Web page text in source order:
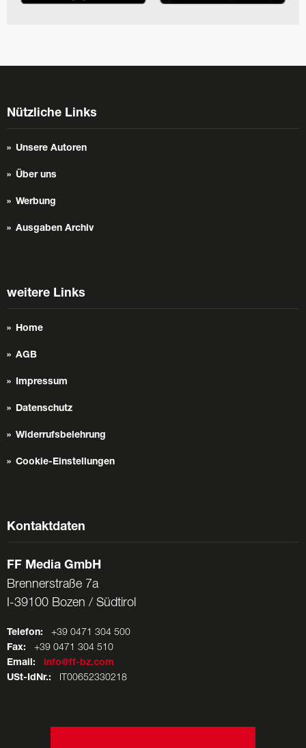
Nützliche Links
Unsere Autoren
Über uns
Werbung
Ausgaben Archiv
weitere Links
Home
AGB
Impressum
Datenschutz
Widerrufsbelehrung
Cookie-Einstellungen
Kontaktdaten
FF Media GmbH
Brennerstraße 7a
I-39100 Bozen / Südtirol
Telefon: +39 0471 304 500
Fax: +39 0471 304 510
Email:
info@ff-bz.com
USt-IdNr.: IT00652330218